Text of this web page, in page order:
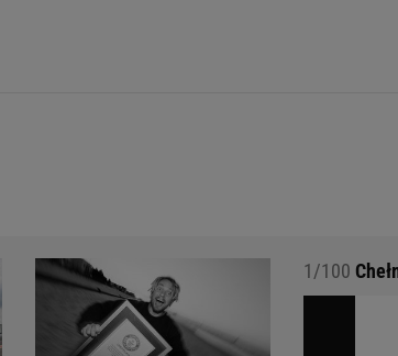
1/100